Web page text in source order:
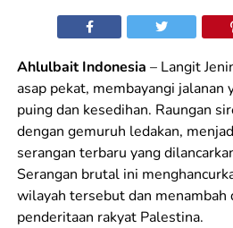
Ahlulbait Indonesia – Langit
asap pekat, membayangi jalanan
puing dan kesedihan. Raungan
dengan gemuruh ledakan,
serangan terbaru yang
Serangan brutal ini
wilayah tersebut dan menambah
penderitaan rakyat Palestina.